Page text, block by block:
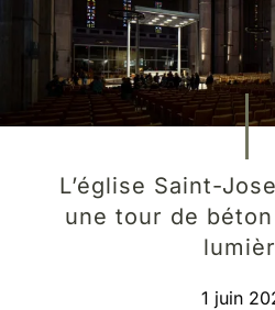
L’église Saint-
une tour de
1 juin